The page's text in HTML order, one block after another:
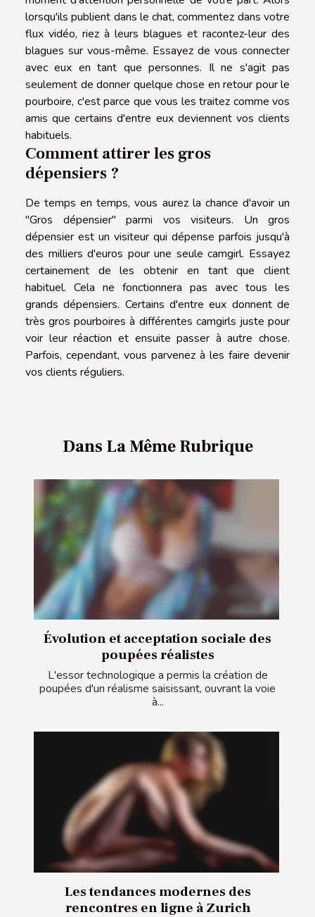
lorsqu'ils publient dans le chat, commentez dans votre
flux vidéo, riez à leurs blagues et racontez-leur des
blagues sur vous-même. Essayez de vous connecter
avec eux en tant que personnes. Il ne s'agit pas
seulement de donner quelque chose en retour pour le
pourboire, c'est parce que vous les traitez comme vos
amis que certains d'entre eux deviennent vos clients
habituels.
Comment attirer les gros
dépensiers ?
De temps en temps, vous aurez la chance d'avoir un
"Gros dépensier" parmi vos visiteurs. Un gros
dépensier est un visiteur qui dépense parfois jusqu'à
des milliers d'euros pour une seule camgirl. Essayez
certainement de les obtenir en tant que client
habituel. Cela ne fonctionnera pas avec tous les
grands dépensiers. Certains d'entre eux donnent de
très gros pourboires à différentes camgirls juste pour
voir leur réaction et ensuite passer à autre chose.
Parfois, cependant, vous parvenez à les faire devenir
vos clients réguliers.
Dans La Même Rubrique
Évolution et acceptation sociale des
poupées réalistes
L'essor technologique a permis la création de
poupées d'un réalisme saisissant, ouvrant la voie
à...
Les tendances modernes des
rencontres en ligne à Zurich